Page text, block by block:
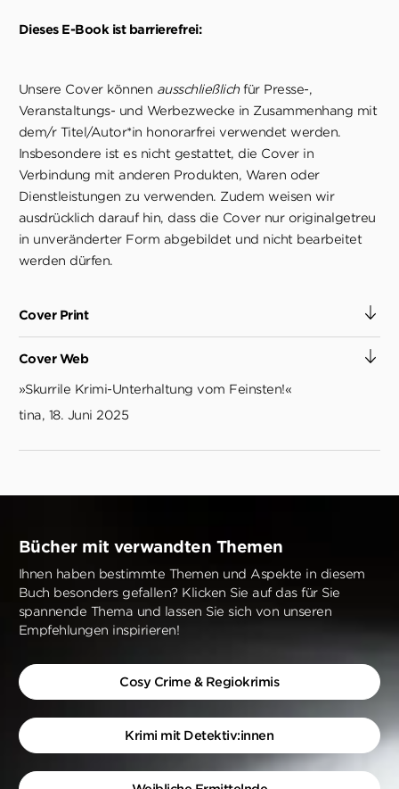
Dieses E-Book ist barrierefrei:
Unsere Cover können ausschließlichfür Presse-,
Veranstaltungs- und Werbezwecke in Zusammenhang mit
dem/r Titel/Autor*in honorarfrei verwendet werden.
Insbesondere ist es nicht gestattet, die Cover in
Verbindung mit anderen Produkten, Waren oder
Dienstleistungen zu verwenden. Zudem weisen wir
ausdrücklich darauf hin, dass die Cover nur originalgetreu
in unveränderter Form abgebildet und nicht bearbeitet
werden dürfen.
Cover Print
Cover Web
»Skurrile Krimi-Unterhaltung vom Feinsten!«
tina, 18. Juni 2025
Bücher mit verwandten Themen
Ihnen haben bestimmte Themen und Aspekte in diesem
Buch besonders gefallen? Klicken Sie auf das für Sie
spannende Thema und lassen Sie sich von unseren
Empfehlungen inspirieren!
Cosy Crime & Regiokrimis
Krimi mit Detektiv:innen